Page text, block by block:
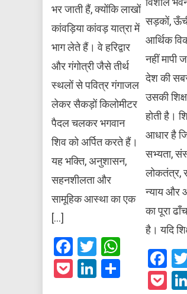
भर जाती हैं, क्योंकि लाखों
कांवड़िया कांवड़ यात्रा में
भाग लेते हैं। वे हरिद्वार
और गंगोत्री जैसे तीर्थ
स्थलों से पवित्र गंगाजल
लेकर सैकड़ों किलोमीटर
पैदल चलकर भगवान
शिव को अर्पित करते हैं।
यह भक्ति, अनुशासन,
सहनशीलता और
सामूहिक आस्था का एक
[…]
Facebook
Twitter
PocketLinkedIn
Share
सड़कों,
आर्थिक
नहीं मापी
देश की
उसकी
होती है।
आधार है
सभ्यता,
लोकतंत्र,
न्याय और
का पूरा
है। यदि